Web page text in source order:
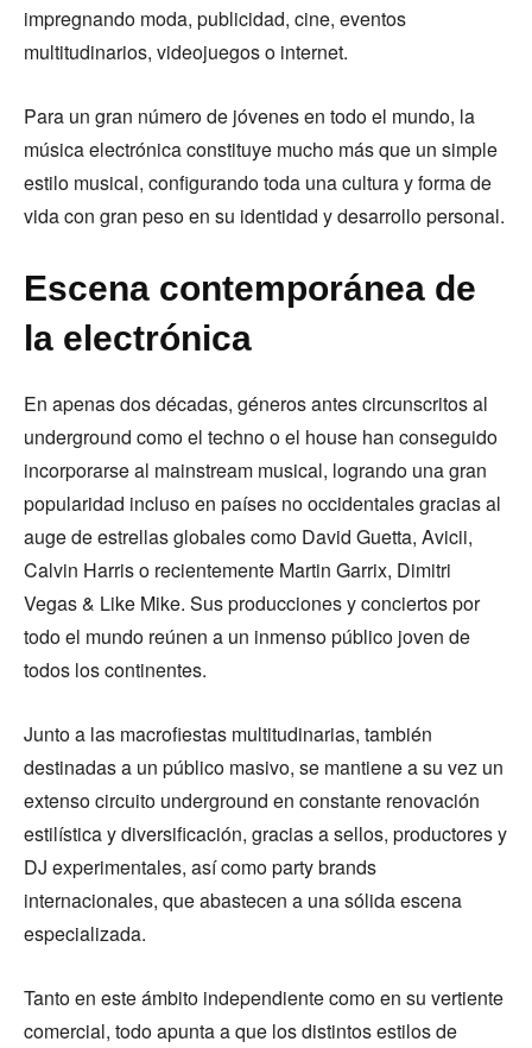
impregnando moda, publicidad, cine, eventos
multitudinarios, videojuegos o internet.
Para un gran número de jóvenes en todo el mundo, la
música electrónica constituye mucho más que un simple
estilo musical, configurando toda una cultura y forma de
vida con gran peso en su identidad y desarrollo personal.
Escena contemporánea de
la electrónica
En apenas dos décadas, géneros antes circunscritos al
underground como el techno o el house han conseguido
incorporarse al mainstream musical, logrando una gran
popularidad incluso en países no occidentales gracias al
auge de estrellas globales como David Guetta, Avicii,
Calvin Harris o recientemente Martin Garrix, Dimitri
Vegas & Like Mike. Sus producciones y conciertos por
todo el mundo reúnen a un inmenso público joven de
todos los continentes.
Junto a las macrofiestas multitudinarias, también
destinadas a un público masivo, se mantiene a su vez un
extenso circuito underground en constante renovación
estilística y diversificación, gracias a sellos, productores y
DJ experimentales, así como party brands
internacionales, que abastecen a una sólida escena
especializada.
Tanto en este ámbito independiente como en su vertiente
comercial, todo apunta a que los distintos estilos de